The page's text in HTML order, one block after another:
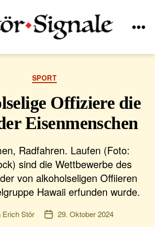
Kategorien
SPORT
Offiziere die
Eisenmenschen
Radfahren. Laufen (Foto:
sind die Wettbewerbe des
von alkoholseligen Offiieren
Hawaii erfunden wurde.
Erich Stör Veröffentlichungsdatum
29. Oktober 2024